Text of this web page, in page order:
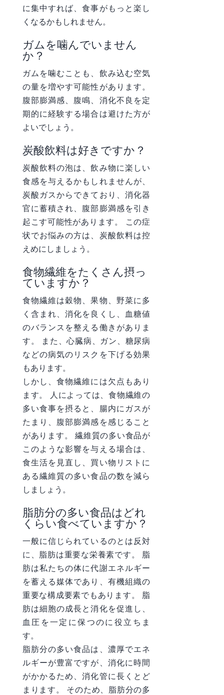
に集中すれば、食事がもっと楽し
くなるかもしれません。
ガムを噛んでいません
か？
ガムを噛むことも、飲み込む空気
の量を増やす可能性があります。
腹部膨満感、腹鳴、消化不良を定
期的に経験する場合は避けた方が
よいでしょう。
炭酸飲料は好きですか？
炭酸飲料の泡は、飲み物に楽しい
食感を与えるかもしれませんが、
炭酸ガスからできており、消化器
官に蓄積され、腹部膨満感を引き
起こす可能性があります。 この症
状でお悩みの方は、炭酸飲料は控
えめにしましょう。
食物繊維をたくさん摂っ
ていますか？
食物繊維は穀物、果物、野菜に多
く含まれ、消化を良くし、血糖値
のバランスを整える働きがありま
す。 また、心臓病、ガン、糖尿病
などの病気のリスクを下げる効果
もあります。
しかし、食物繊維には欠点もあり
ます。 人によっては、食物繊維の
多い食事を摂ると、腸内にガスが
たまり、腹部膨満感を感じること
があります。 繊維質の多い食品が
このような影響を与える場合は、
食生活を見直し、買い物リストに
ある繊維質の多い食品の数を減ら
しましょう。
脂肪分の多い食品はどれ
くらい食べていますか？
一般に信じられているのとは反対
に、脂肪は重要な栄養素です。 脂
肪は私たちの体に代謝エネルギー
を蓄える媒体であり、有機組織の
重要な構成要素でもあります。 脂
肪は細胞の成長と消化を促進し、
血圧を一定に保つのに役立ちま
す。
脂肪分の多い食品は、濃厚でエネ
ルギーが豊富ですが、消化に時間
がかかるため、消化管に長くとど
まります。 そのため、脂肪分の多